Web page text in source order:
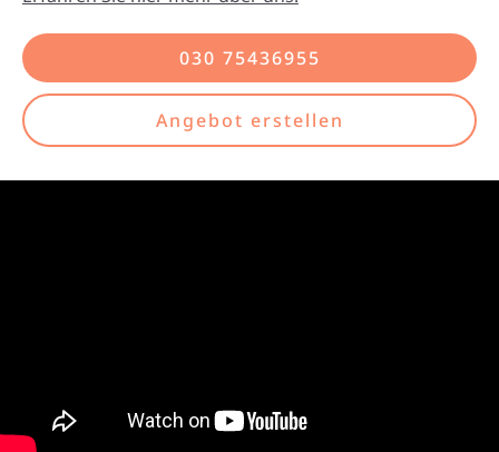
030 75436955
Angebot erstellen